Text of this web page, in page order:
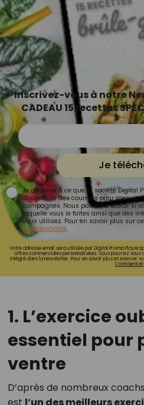
Inscrivez-vous à notre
CADEAU 15 recettes
Je
Je consens à ce que la société Digital
d'ouverture des courriels pour
campagnes. Nous pourrons savoir si
laquelle vous le faites ainsi que des
vous utilisez. Pour en savoir plus sur
confidentialité.
Votre adresse email sera utilisée par Digital Prisma
offres commerciales personnalisées. Vous pourrez vous
intégré dans la newsletter. Pour en savoir plus et exercer
1. L’exercice
essentiel pour
ventre
D’après de nombreux